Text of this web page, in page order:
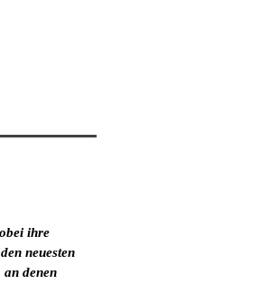
ihre
neuesten
an denen